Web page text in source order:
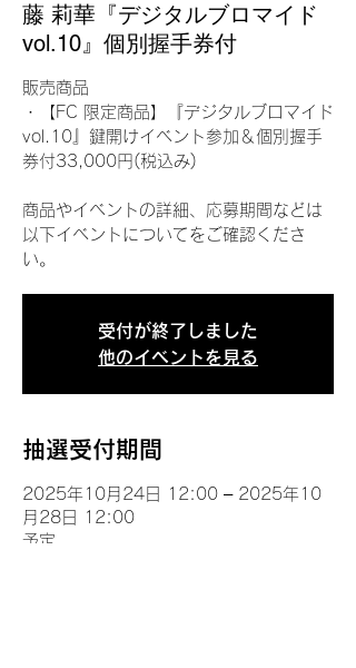
藤 莉華『デジタルブロマイド
vol.10』個別握手券付
販売商品
・【FC 限定商品】『デジタルブロマイド
vol.10』鍵開けイベント参加＆個別握手
券付33,000円(税込み)
商品やイベントの詳細、応募期間などは
以下イベントについてをご確認くださ
い。
受付が終了しました
他のイベントを見る
抽選受付期間
2025年10月24日 12:00 – 2025年10
月28日 12:00
予定